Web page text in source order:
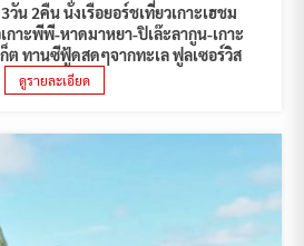
วัน 2คืน นั่งเรือยอร์ชเที่ยวเกาะเฮชม
กาะพีพี-หาดมาหยา-ปิเล๊ะลากูน-เกาะ
ก็ต ทานซีฟู้ดสดๆจากทะเล ฟูลเซอร์วิส
ดูรายละเอียด